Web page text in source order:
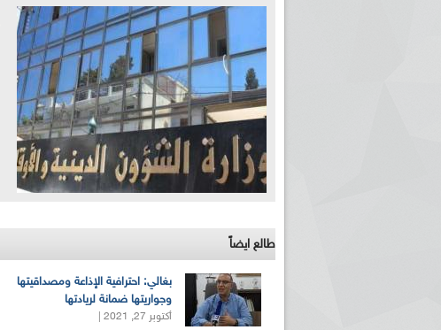
طالع ايضاً
بغالي: احترافية الإذاعة ومصداقيتها
وجواريتها ضمانة لريادتها
أكتوبر 27, 2021 |